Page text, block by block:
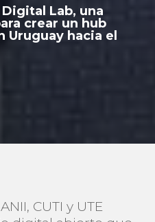
Lab, una
crear un hub
hacia el
CUTI y UTE